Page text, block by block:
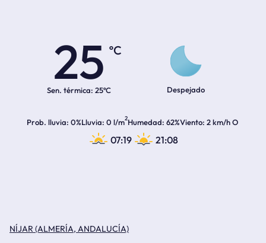
25
ºC
Sen. térmica: 25ºC Despejado
Prob. lluvia 0%Lluvia 0 l/m2Humedad 62%Viento 2 km/h O
07:19 21:08
NÍJAR (ALMERÍA, ANDALUCÍA)